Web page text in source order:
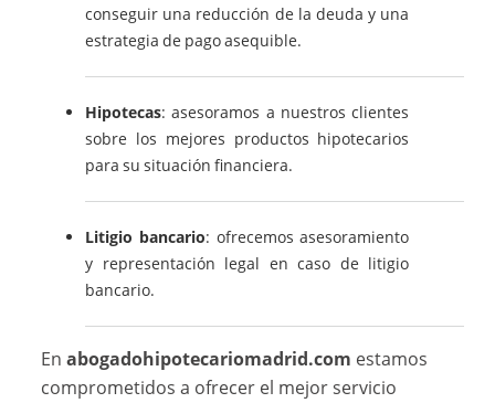
conseguir una reducción de la deuda y una
estrategia de pago asequible.
Hipotecas: asesoramos a nuestros clientes
sobre los mejores productos hipotecarios
para su situación financiera.
Litigio bancario: ofrecemos asesoramiento
y representación legal en caso de litigio
bancario.
Enabogadohipotecariomadrid.com estamos
comprometidos a ofrecer el mejor servicio